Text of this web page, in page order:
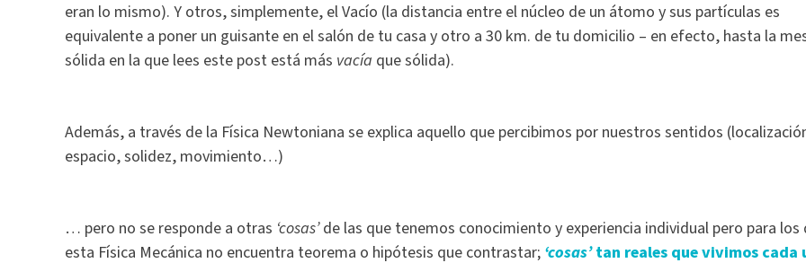
eran lo mismo). Y otros, simplemente, el Vacío (la distancia entre el núcleo de un átomo y sus partículas es
equivalente a poner un guisante en el salón de tu casa y otro a 30 km. de tu domicilio – en efecto, hasta la
sólida en la que lees este post está más vacía que sólida).
Además, a través de la Física Newtoniana se explica aquello que percibimos por nuestros sentidos
espacio, solidez, movimiento…)
… pero no se responde a otras ‘cosas’de las que tenemos conocimiento y experiencia individual pero para los
esta Física Mecánica no encuentra teorema o hipótesis que contrastar; ‘cosas’tan reales que vivimos cada